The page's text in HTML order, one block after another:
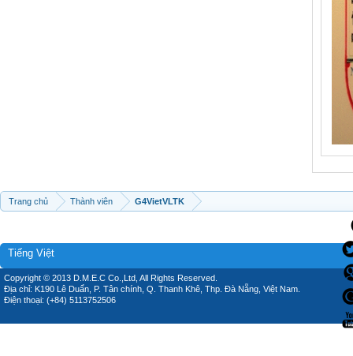
Trang chủ Thành viên G4VietVLTK
Tiếng Việt
Copyright © 2013 D.M.E.C Co.,Ltd, All Rights Reserved.
Địa chỉ: K190 Lê Duẩn, P. Tân chính, Q. Thanh Khê, Thp. Đà Nẵng, Việt Nam.
Điện thoại: (+84) 5113752506